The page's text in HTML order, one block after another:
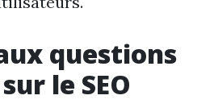
questions
le SEO